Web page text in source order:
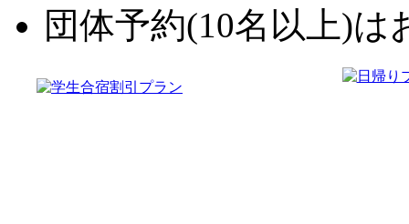
団体予約(10名以上)は